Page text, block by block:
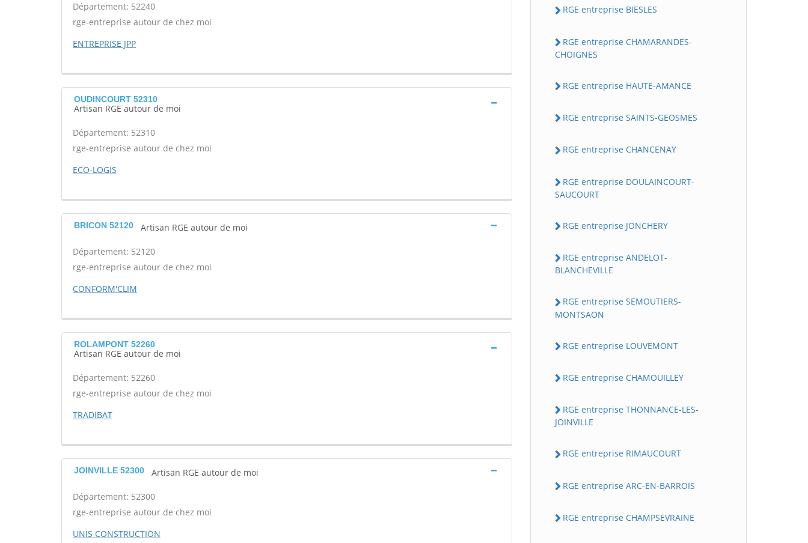
Département: 52240
rge-entreprise autour de chez moi
ENTREPRISE JPP
OUDINCOURT 52310
Artisan RGE autour de moi
Département: 52310
rge-entreprise autour de chez moi
ECO-LOGIS
BRICON 52120 Artisan RGE autour de moi
Département: 52120
rge-entreprise autour de chez moi
CONFORM'CLIM
ROLAMPONT 52260
Artisan RGE autour de moi
Département: 52260
rge-entreprise autour de chez moi
TRADIBAT
JOINVILLE 52300 Artisan RGE autour de moi
Département: 52300
rge-entreprise autour de chez moi
UNIS CONSTRUCTION
RGE entreprise BIESLES
RGE entreprise CHAMARANDES-
CHOIGNES
RGE entreprise HAUTE-AMANCE
RGE entreprise SAINTS-GEOSMES
RGE entreprise CHANCENAY
RGE entreprise DOULAINCOURT-
SAUCOURT
RGE entreprise JONCHERY
RGE entreprise ANDELOT-
BLANCHEVILLE
RGE entreprise SEMOUTIERS-
MONTSAON
RGE entreprise LOUVEMONT
RGE entreprise CHAMOUILLEY
RGE entreprise THONNANCE-LES-
JOINVILLE
RGE entreprise RIMAUCOURT
RGE entreprise ARC-EN-BARROIS
RGE entreprise CHAMPSEVRAINE